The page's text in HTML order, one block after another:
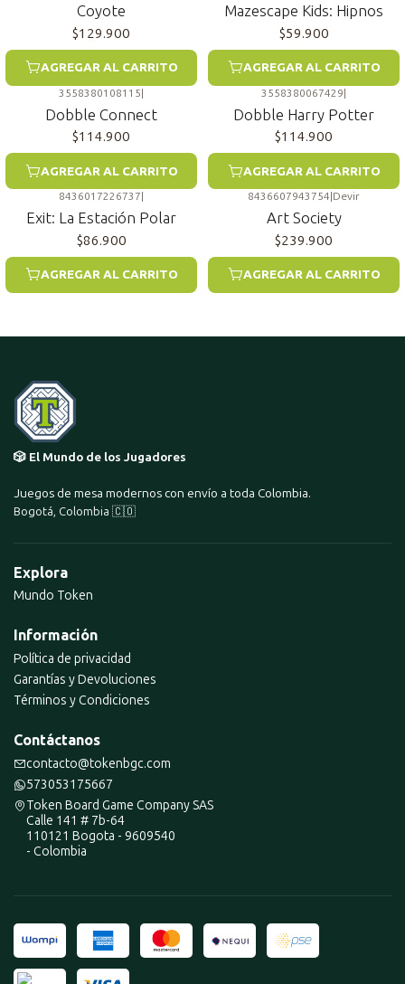
Coyote
$129.900
AGREGAR AL CARRITO
Mazescape Kids: Hipnos
$59.900
AGREGAR AL CARRITO
3558380108115|
Dobble Connect
$114.900
AGREGAR AL CARRITO
3558380067429|
Dobble Harry Potter
$114.900
AGREGAR AL CARRITO
8436017226737
Exit: La Estación Polar
$86.900
AGREGAR AL CARRITO
8436607943754 Devir
Art Society
$239.900
AGREGAR AL CARRITO
🎲 El Mundo de los Jugadores
Juegos de mesa modernos con envío a toda Colombia.
Bogotá, Colombia 🇨🇴
Explora
Mundo Token
Información
Política de privacidad
Garantías y Devoluciones
Términos y Condiciones
Contáctanos
contacto@tokenbgc.com
573053175667
Token Board Game Company SAS
Calle 141 # 7b-64
110121 Bogota - 9609540
- Colombia